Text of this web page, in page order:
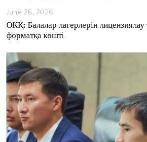
June 26, 2026
n
e
,
2
0
2
6
ОКҚ: Балалар лагерлерін
форматқа көшті